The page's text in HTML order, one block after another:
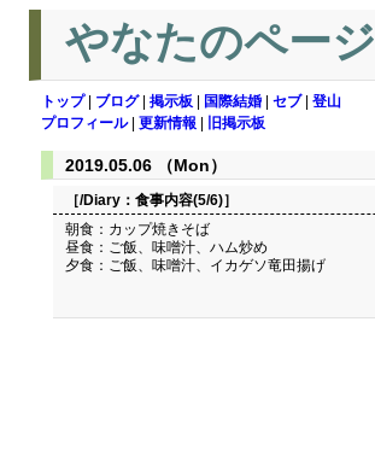
やなたのページ
トップ| ブログ| 掲示板 国際結婚 セブ| 登山
プロフィール| 更新情報 旧掲示板
2019.05.06 （Mon）
［/Diary： 食事内容(5/6)］
朝食：カップ焼きそば
昼食：ご飯、味噌汁、ハム炒め
夕食：ご飯、味噌汁、イカゲソ竜田揚げ